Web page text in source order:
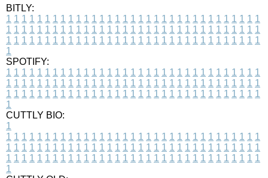
BITLY:
1 1 1 1 1 1 1 1 1 1 1 1 1 1 1 1 1 1 1 1 1 1 1 1 1 1 1 1 1 1 1 1 1
1 1 1 1 1 1 1 1 1 1 1 1 1 1 1 1 1 1 1 1 1 1 1 1 1 1 1 1 1 1 1 1 1
1 1 1 1 1 1 1 1 1 1 1 1 1 1 1 1 1 1 1 1 1 1 1 1 1 1 1 1 1 1 1 1 1
1
SPOTIFY:
1 1 1 1 1 1 1 1 1 1 1 1 1 1 1 1 1 1 1 1 1 1 1 1 1 1 1 1 1 1 1 1 1
1 1 1 1 1 1 1 1 1 1 1 1 1 1 1 1 1 1 1 1 1 1 1 1 1 1 1 1 1 1 1 1 1
1 1 1 1 1 1 1 1 1 1 1 1 1 1 1 1 1 1 1 1 1 1 1 1 1 1 1 1 1 1 1 1 1
1
CUTTLY BIO:
1
1 1 1 1 1 1 1 1 1 1 1 1 1 1 1 1 1 1 1 1 1 1 1 1 1 1 1 1 1 1 1 1 1
1 1 1 1 1 1 1 1 1 1 1 1 1 1 1 1 1 1 1 1 1 1 1 1 1 1 1 1 1 1 1 1 1
1 1 1 1 1 1 1 1 1 1 1 1 1 1 1 1 1 1 1 1 1 1 1 1 1 1 1 1 1 1 1 1 1
1